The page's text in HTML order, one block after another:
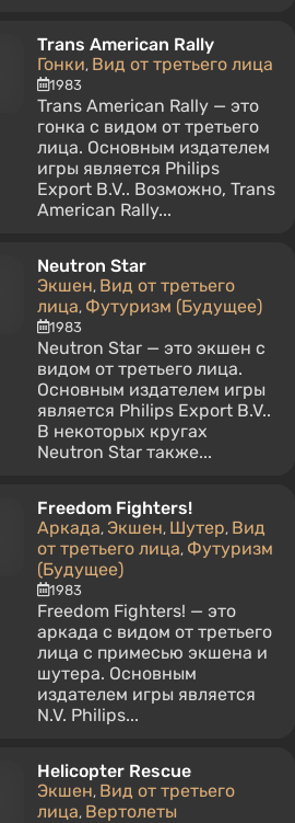
Trans American Rally
Гонки, Вид от третьего лица
1983
Trans American Rally — это
гонка с видом от третьего
лица. Основным издателем
игры является Philips
Export B.V.. Возможно, Trans
American Rally...
Neutron Star
Экшен, Вид от третьего
лица, Футуризм (Будущее)
1983
Neutron Star — это экшен с
видом от третьего лица.
Основным издателем игры
является Philips Export B.V..
В некоторых кругах
Neutron Star также...
Freedom Fighters!
Аркада, Экшен, Шутер, Вид
от третьего лица, Футуризм
(Будущее)
1983
Freedom Fighters! — это
аркада с видом от третьего
лица с примесью экшена и
шутера. Основным
издателем игры является
N.V. Philips...
Helicopter Rescue
Экшен, Вид от третьего
лица, Вертолеты